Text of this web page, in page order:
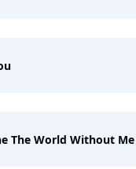
The World Without Me